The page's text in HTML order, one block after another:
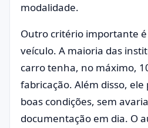
modalidade.
Outro critério importante
veículo. A maioria das
carro tenha, no máximo,
fabricação. Além disso,
boas condições, sem
documentação em dia. O